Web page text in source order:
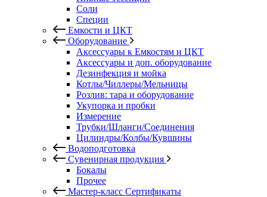
Соли
Специи
Емкости и ЦКТ
Оборудование
Аксессуары к Емкостям и ЦКТ
Аксессуары и доп. оборудование
Дезинфекция и мойка
Котлы/Чиллеры/Мельницы
Розлив: тара и оборудование
Укупорка и пробки
Измерение
Трубки/Шланги/Соединения
Цилиндры/Колбы/Кувшины
Водоподготовка
Сувенирная продукция
Бокалы
Прочее
Мастер-класс Сертификаты